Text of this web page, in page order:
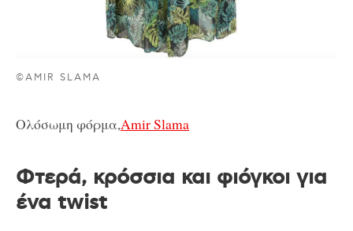
©AMIR SLAMA
Ολόσωμη φόρμα,Amir Slama
Φτερά, κρόσσια και φιόγκοι για
ένα twist